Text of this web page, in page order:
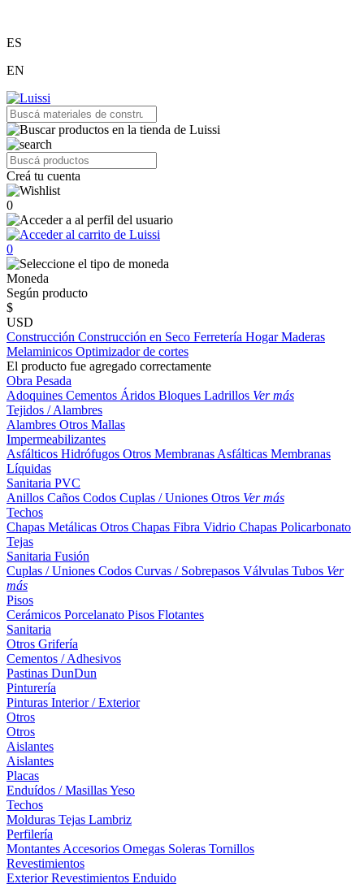
ES
EN
Creá tu cuenta
0
0
Moneda
Según producto
$
USD
Construcción Construcción en Seco Ferretería HogarMaderas
Melaminicos Optimizador de cortes
El producto fue agregado correctamente
Obra Pesada
Adoquines Cementos Áridos Bloques Ladrillos Ver más
Tejidos / Alambres
Alambres Otros Mallas
Impermeabilizantes
Asfálticos Hidrófugos Otros Membranas Asfálticas Membranas
Líquidas
Sanitaria PVC
Anillos Caños Codos Cuplas / Uniones Otros Ver más
Techos
Chapas Metálicas Otros Chapas Fibra Vidrio Chapas Policarbonato
Tejas
Sanitaria Fusión
Cuplas / Uniones Codos Curvas / Sobrepasos Válvulas Tubos Ver
más
Pisos
Cerámicos Porcelanato Pisos Flotantes
Sanitaria
Otros Grifería
Cementos / Adhesivos
Pastinas DunDun
Pinturería
Pinturas Interior / Exterior
Otros
Otros
Aislantes
Aislantes
Placas
Enduídos / MasillasYeso
Techos
Molduras Tejas Lambriz
Perfilería
Montantes Accesorios Omegas Soleras Tornillos
Revestimientos
ExteriorRevestimientos Enduido